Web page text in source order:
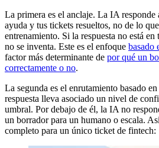
La primera es el anclaje. La IA responde
ayuda y tus tickets resueltos, no de lo
entrenamiento. Si la respuesta no está
no se inventa. Este es el enfoque basado
factor más determinante de por qué un
correctamente o no.
La segunda es el enrutamiento basado
respuesta lleva asociado un nivel de
umbral. Por debajo de él, la IA no
un borrador para un humano o escala.
completo para un único ticket de fintech: